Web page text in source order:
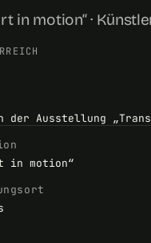
in motion“ ·
Ausstellung
in motion“